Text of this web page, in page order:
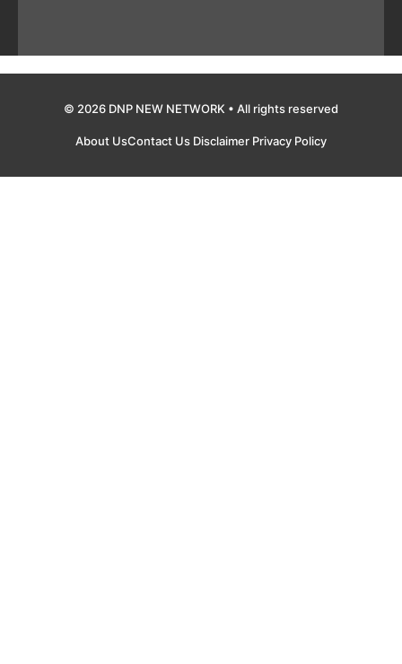
© 2026 DNP NEW NETWORK • All rights reserved
About UsContact Us Disclaimer Privacy Policy